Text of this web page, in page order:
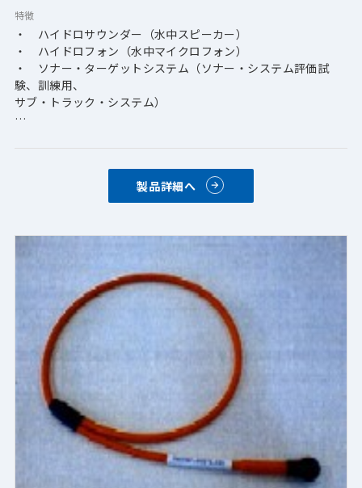
特徴
・　ハイドロサウンダー（水中スピーカー）
・　ハイドロフォン（水中マイクロフォン）
・　ソナー・ターゲットシステム（ソナー・システム評価試
験、訓練用、
サブ・トラック・システム）
さい
製品詳細へ